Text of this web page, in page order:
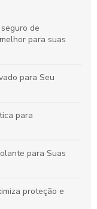
de
para suas
para Seu
para
para Suas
proteção e